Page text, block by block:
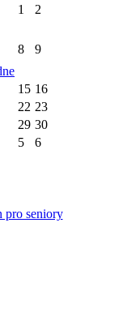
1 2
8 9
15 16
22 23
29 30
5 6
pro seniory